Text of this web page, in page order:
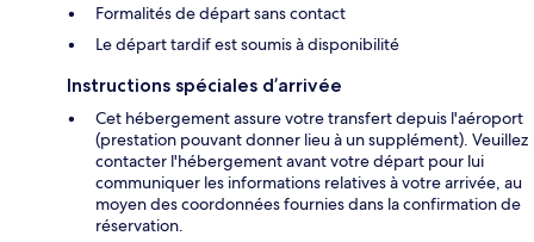
Formalités de départ sans contact
Le départ tardif est soumis à disponibilité
Instructions spéciales d’arrivée
Cet hébergement assure votre transfert depuis l'aéroport
(prestation pouvant donner lieu à un supplément). Veuillez
contacter l'hébergement avant votre départ pour lui
communiquer les informations relatives à votre arrivée, au
moyen des coordonnées fournies dans la confirmation de
réservation.